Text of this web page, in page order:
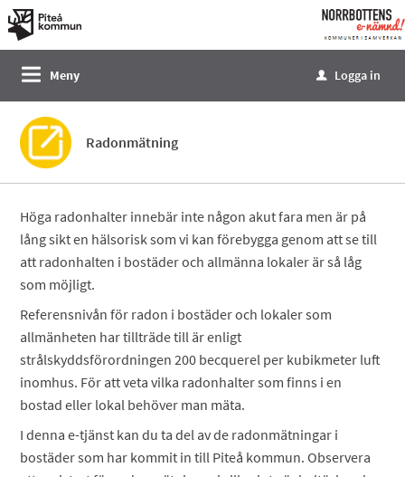
Välkommen
till
tjänster
Norrbottens
enämnd
Meny u Logga in
Radonmätning
Höga radonhalter innebär inte någon akut fara men är på
lång sikt en hälsorisk som vi kan förebygga genom att se till
att radonhalten i bostäder och allmänna lokaler är så låg
som möjligt.
Referensnivån för radon i bostäder och lokaler som
allmänheten har tillträde till är enligt
strålskyddsförordningen 200 becquerel per kubikmeter luft
inomhus. För att veta vilka radonhalter som finns i en
bostad eller lokal behöver man mäta.
I denna e-tjänst kan du ta del av de radonmätningar i
bostäder som har kommit in till Piteå kommun. Observera